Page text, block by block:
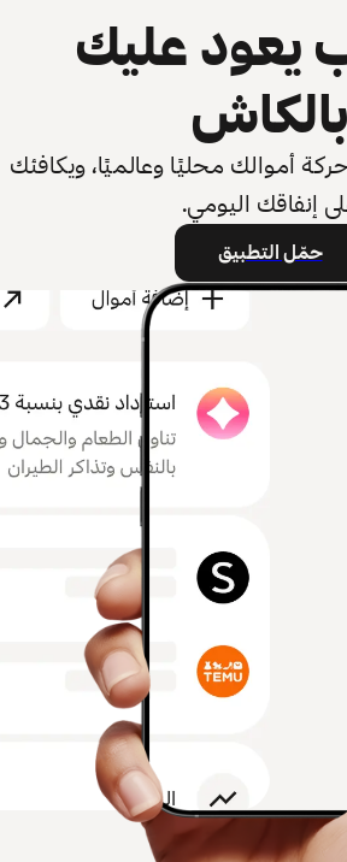
يعود عليك
بالكاش
أموالك محليًا وعالميًا، ويكافئك
إنفاقك اليومي.
حمّل التطبيق